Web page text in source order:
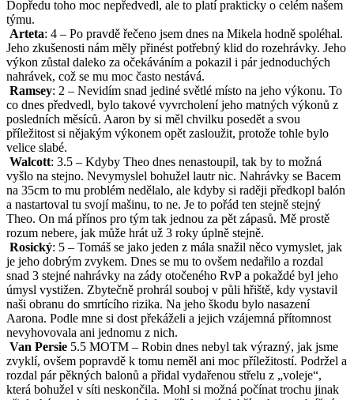
Dopředu toho moc nepředvedl, ale to platí prakticky o celém našem
týmu.
Arteta: 4 – Po pravdě řečeno jsem dnes na Mikela hodně spoléhal.
Jeho zkušenosti nám měly přinést potřebný klid do rozehrávky. Jeho
výkon zůstal daleko za očekáváním a pokazil i pár jednoduchých
nahrávek, což se mu moc často nestává.
Ramsey: 2 – Nevidím snad jediné světlé místo na jeho výkonu. To
co dnes předvedl, bylo takové vyvrcholení jeho matných výkonů z
posledních měsíců. Aaron by si měl chvilku posedět a svou
příležitost si nějakým výkonem opět zasloužit, protože tohle bylo
velice slabé.
Walcott: 3.5 – Kdyby Theo dnes nenastoupil, tak by to možná
vyšlo na stejno. Nevymyslel bohužel lautr nic. Nahrávky se Bacem
na 35cm to mu problém nedělalo, ale kdyby si raději předkopl balón
a nastartoval tu svojí mašinu, to ne. Je to pořád ten stejně stejný
Theo. On má přínos pro tým tak jednou za pět zápasů. Mě prostě
rozum nebere, jak může hrát už 3 roky úplně stejně.
Rosický: 5 – Tomáš se jako jeden z mála snažil něco vymyslet, jak
je jeho dobrým zvykem. Dnes se mu to ovšem nedařilo a rozdal
snad 3 stejné nahrávky na zády otočeného RvP a pokaždé byl jeho
úmysl vystižen. Zbytečně prohrál souboj v půli hřiště, kdy vystavil
naši obranu do smrtícího rizika. Na jeho škodu bylo nasazení
Aarona. Podle mne si dost překáželi a jejich vzájemná přítomnost
nevyhovovala ani jednomu z nich.
Van Persie 5.5 MOTM – Robin dnes nebyl tak výrazný, jak jsme
zvyklí, ovšem popravdě k tomu neměl ani moc příležitostí. Podržel a
rozdal pár pěkných balonů a přidal vydařenou střelu z „voleje“,
která bohužel v síti neskončila. Mohl si možná počínat trochu jinak